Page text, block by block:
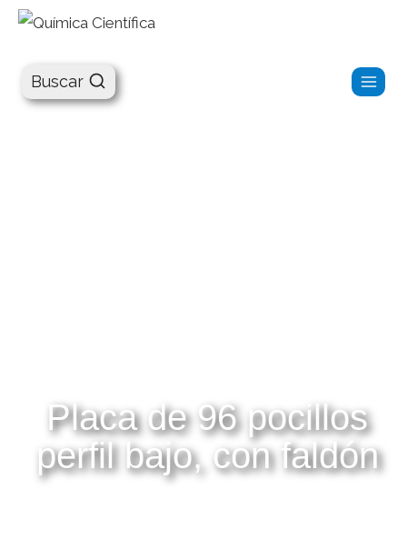
Buscar
Placa de 96 pocillos
perfil bajo, con faldón